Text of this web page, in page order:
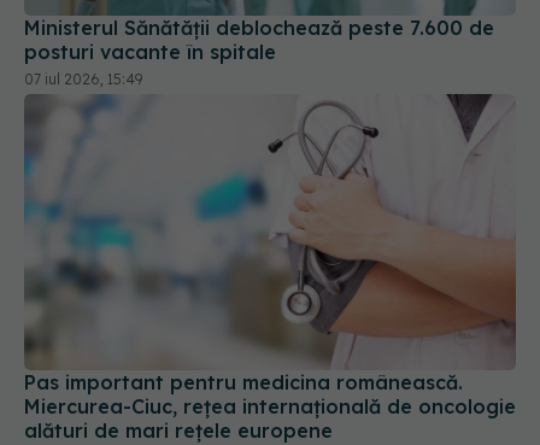
Ministerul Sănătății deblochează peste 7.600 de
posturi vacante în spitale
07 iul 2026, 15:49
Pas important pentru medicina românească.
Miercurea-Ciuc, rețea internațională de oncologie
alături de mari rețele europene